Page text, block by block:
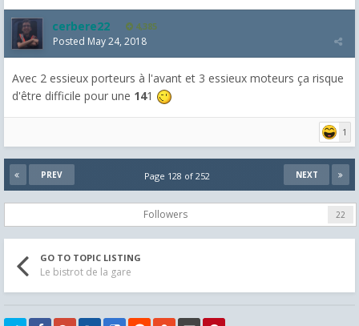
cerbere22 4,385
Posted May 24, 2018
Avec 2 essieux porteurs à l'avant et 3 essieux moteurs ça risque
d'être difficile pour une 141
1
PREV NEXT
Page 128 of 252
Followers 22
GO TO TOPIC LISTING
Le bistrot de la gare